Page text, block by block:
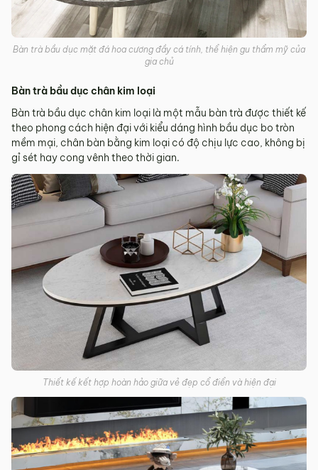
Bàn trà bầu dục mặt đá hoa cương đầy cá tính, thể hiện gu thẩm mỹ của
gia chủ
Bàn trà bầu dục chân kim loại
Bàn trà bầu dục chân kim loại là một mẫu bàn trà được thiết kế
theo phong cách hiện đại với kiểu dáng hình bầu dục bo tròn
mềm mại, chân bàn bằng kim loại có độ chịu lực cao, không bị
gỉ sét hay cong vênh theo thời gian.
Thiết kế kết hợp hoàn hảo giữa vẻ đẹp cổ điển và hiện đại